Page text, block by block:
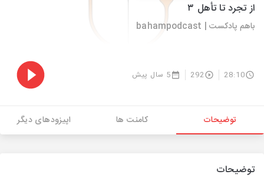
از تجرد تا تأهل ۳
باهم پادکست | bahampodcast
28:10
292 5 سال پیش
توضیحات کامنت ها اپیزودهای دیگر
توضیحات